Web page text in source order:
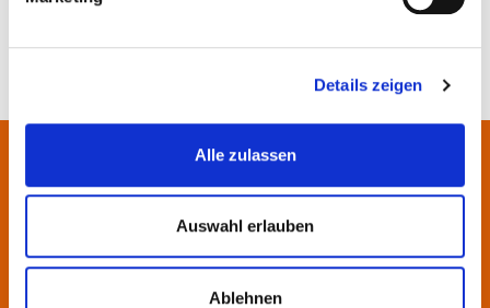
Details zeigen
Alle zulassen
Auswahl erlauben
Ablehnen
Über uns
Landkreise, Städte, Gemeinden und der Regionalverband zur
KulturRegion zusammen-geschlossen. Über die Ländergrenzen